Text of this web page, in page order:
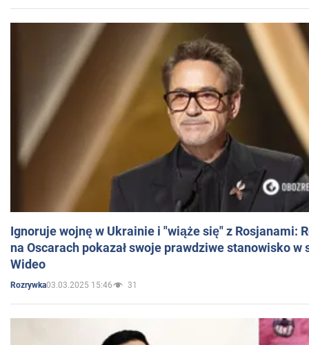
Ignoruje wojnę w Ukrainie i "wiąże się" z Rosjanami:
na Oscarach pokazał swoje prawdziwe stanowisko w
Wideo
Rozrywka03.03.2025 15:46 31